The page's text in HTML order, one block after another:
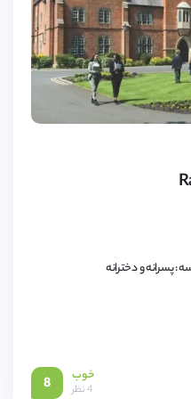
: پسرانه و دخترانه
8 خوب
4 نظر